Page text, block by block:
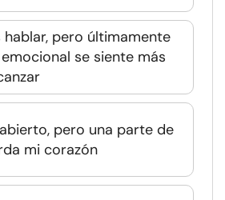
pero últimamente
se siente más
pero una parte de
mi corazón